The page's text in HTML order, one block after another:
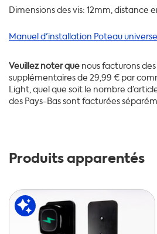
Dimensions des vis: 12mm, distance
Manuel d'installation Poteau
Veuillez noter que nous facturons
supplémentaires de 29,99 € par
Light, quel que soit le nombre
des Pays-Bas sont facturées
Produits apparentés